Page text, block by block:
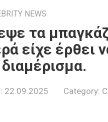
NEWS
τα
είχε έρθει
22.09.2025 Category: